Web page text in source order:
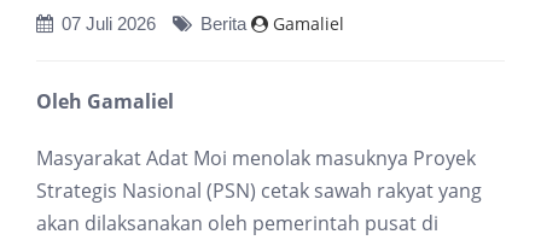
07 Juli 2026 Berita Gamaliel
Oleh Gamaliel
Masyarakat Adat Moi menolak masuknya Proyek
Strategis Nasional (PSN) cetak sawah rakyat yang
akan dilaksanakan oleh pemerintah pusat di